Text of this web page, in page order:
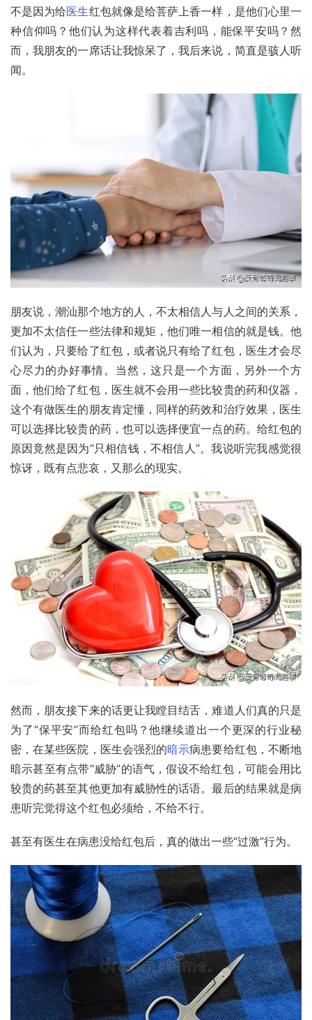
不是因为给医生红包就像是给菩萨上香一样，是他们心里一
种信仰吗？他们认为这样代表着吉利吗，能保平安吗？然
而，我朋友的一席话让我惊呆了，我后来说，简直是骇人听
闻。
朋友说，潮汕那个地方的人，不太相信人与人之间的关系，
更加不太信任一些法律和规矩，他们唯一相信的就是钱。他
们认为，只要给了红包，或者说只有给了红包，医生才会尽
心尽力的办好事情。当然，这只是一个方面，另外一个方
面，他们给了红包，医生就不会用一些比较贵的药和仪器，
这个有做医生的朋友肯定懂，同样的药效和治疗效果，医生
可以选择比较贵的药，也可以选择便宜一点的药。给红包的
原因竟然是因为“只相信钱，不相信人”。我说听完我感觉很
惊讶，既有点悲哀，又那么的现实。
然而，朋友接下来的话更让我瞠目结舌，难道人们真的只是
为了“保平安”而给红包吗？他继续道出一个更深的行业秘
密，在某些医院，医生会强烈的暗示病患要给红包，不断地
暗示甚至有点带“威胁”的语气，假设不给红包，可能会用比
较贵的药甚至其他更加有威胁性的话语。最后的结果就是病
患听完觉得这个红包必须给，不给不行。
甚至有医生在病患没给红包后，真的做出一些“过激”行为。